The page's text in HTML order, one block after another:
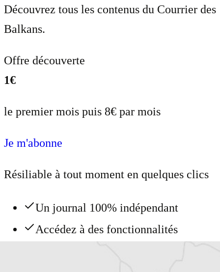
Découvrez tous les contenus du Courrier des
Balkans.
Offre découverte
1€
le premier mois puis 8€ par mois
Je m'abonne
Résiliable à tout moment en quelques clics
Un journal 100% indépendant
Accédez à des fonctionnalités